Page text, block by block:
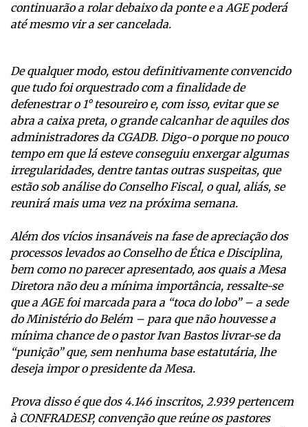
continuarão a rolar debaixo da ponte e a AGE poderá
até mesmo vir a ser cancelada.
De qualquer modo, estou definitivamente convencido
que tudo foi orquestrado com a finalidade de
defenestrar o 1° tesoureiro e, com isso, evitar que se
abra a caixa preta, o grande calcanhar de aquiles dos
administradores da CGADB. Digo-o porque no pouco
tempo em que lá esteve conseguiu enxergar algumas
irregularidades, dentre tantas outras suspeitas, que
estão sob análise do Conselho Fiscal, o qual, aliás, se
reunirá mais uma vez na próxima semana.
Além dos vícios insanáveis na fase de apreciação dos
processos levados ao Conselho de Ética e Disciplina,
bem como no parecer apresentado, aos quais a Mesa
Diretora não deu a mínima importância, ressalte-se
que a AGE foi marcada para a “toca do lobo” – a sede
do Ministério do Belém – para que não houvesse a
mínima chance de o pastor Ivan Bastos livrar-se da
“punição” que, sem nenhuma base estatutária, lhe
deseja impor o presidente da Mesa.
Prova disso é que dos 4.146 inscritos, 2.939 pertencem
à CONFRADESP, convenção que reúne os pastores